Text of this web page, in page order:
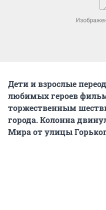
Дети и взрослые
любимых героев
торжественным
города. Колонна
Мира от улицы